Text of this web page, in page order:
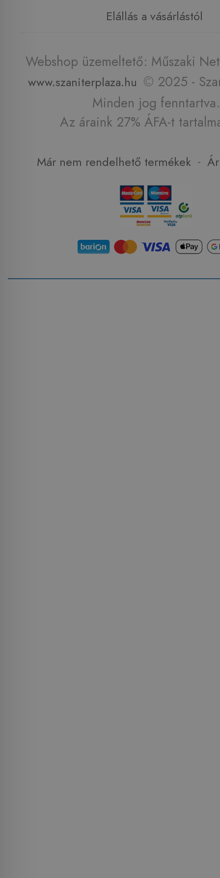
Elállás a vásárlástól
Webshop üzemeltető: Műszaki
www.szaniterplaza.hu © 2025 -
Minden jog fenntartva.
Az áraink 27% ÁFA-t
Már nem rendelhető termékek -